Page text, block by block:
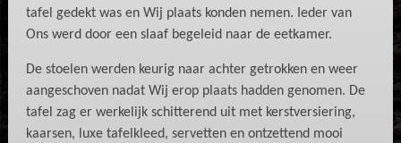
tafel gedekt was en Wij plaats konden nemen. Ieder van
Ons werd door een slaaf begeleid naar de eetkamer.
De stoelen werden keurig naar achter getrokken en weer
aangeschoven nadat Wij erop plaats hadden genomen. De
tafel zag er werkelijk schitterend uit met kerstversiering,
kaarsen, luxe tafelkleed, servetten en ontzettend mooi